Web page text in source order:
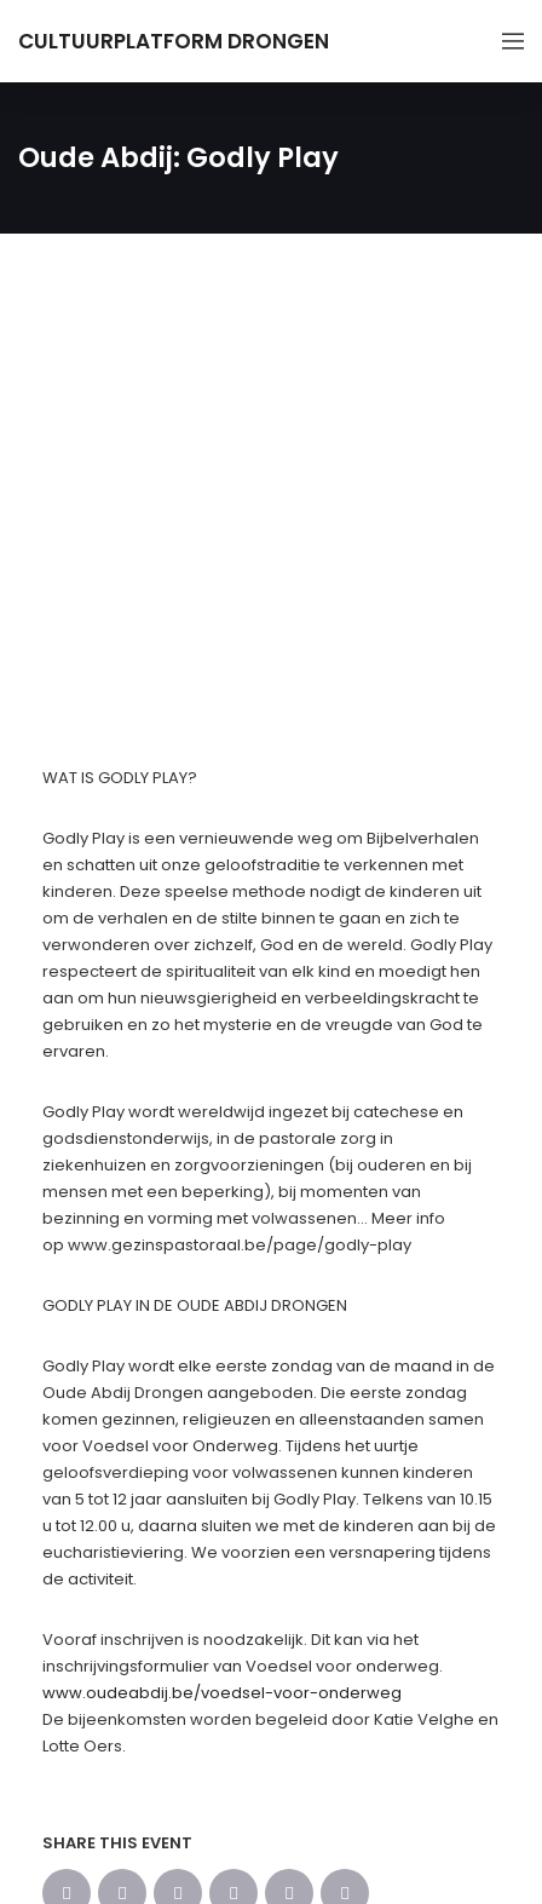
CULTUURPLATFORM DRONGEN
Oude Abdij: Godly Play
WAT IS GODLY PLAY?
Godly Play is een vernieuwende weg om Bijbelverhalen
en schatten uit onze geloofstraditie te verkennen met
kinderen. Deze speelse methode nodigt de kinderen uit
om de verhalen en de stilte binnen te gaan en zich te
verwonderen over zichzelf, God en de wereld. Godly Play
respecteert de spiritualiteit van elk kind en moedigt hen
aan om hun nieuwsgierigheid en verbeeldingskracht te
gebruiken en zo het mysterie en de vreugde van God te
ervaren.
Godly Play wordt wereldwijd ingezet bij catechese en
godsdienstonderwijs, in de pastorale zorg in
ziekenhuizen en zorgvoorzieningen (bij ouderen en bij
mensen met een beperking), bij momenten van
bezinning en vorming met volwassenen… Meer info
op www.gezinspastoraal.be/page/godly-play
GODLY PLAY IN DE OUDE ABDIJ DRONGEN
Godly Play wordt elke eerste zondag van de maand in de
Oude Abdij Drongen aangeboden. Die eerste zondag
komen gezinnen, religieuzen en alleenstaanden samen
voor Voedsel voor Onderweg. Tijdens het uurtje
geloofsverdieping voor volwassenen kunnen kinderen
van 5 tot 12 jaar aansluiten bij Godly Play. Telkens van 10.15
u tot 12.00 u, daarna sluiten we met de kinderen aan bij de
eucharistieviering. We voorzien een versnapering tijdens
de activiteit.
Vooraf inschrijven is noodzakelijk. Dit kan via het
inschrijvingsformulier van Voedsel voor onderweg.
www.oudeabdij.be/voedsel-voor-onderweg
De bijeenkomsten worden begeleid door Katie Velghe en
Lotte Oers.
SHARE THIS EVENT